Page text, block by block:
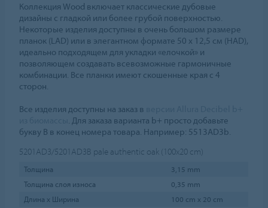
Коллекция Wood включает классические дубовые
дизайны с гладкой или более грубой поверхностью.
Некоторые изделия доступны в очень большом размере
планок (LAD) или в элегантном формате 50 x 12,5 см (HAD),
идеально подходящем для укладки «елочкой» и
позволяющем создавать всевозможные гармоничные
комбинации. Все планки имеют скошенные края с 4
сторон.
Все изделия доступны на заказ в
. Для заказа варианта b+ просто добавьте
букву B в конец номера товара. Например: 5513AD3b.
5201AD3/5201AD3B pale authentic oak (100x20 cm)
Толщина
3,15 mm
Толщина слоя износа
0,35 mm
Длина х Ширина
100 cm x 20 cm